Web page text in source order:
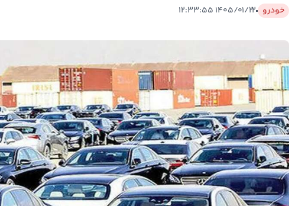
خودرو ۱۴۰۵/۰۱/۲۲ ۱۲:۳۳:۵۵